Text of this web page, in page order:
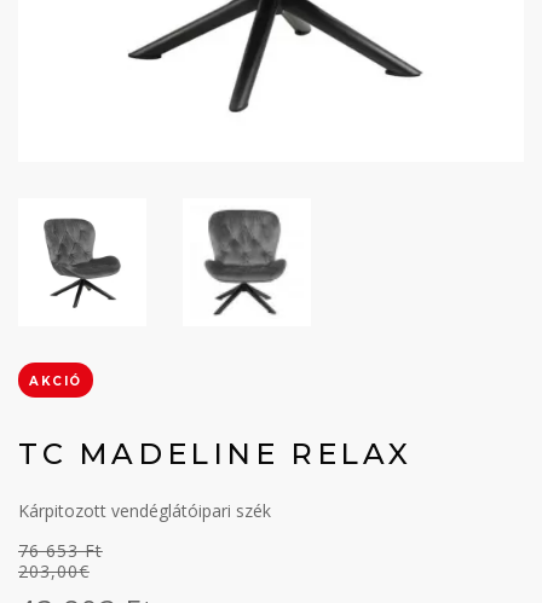
AKCIÓ
TC MADELINE RELAX
Kárpitozott vendéglátóipari szék
76 653 Ft
203,00€